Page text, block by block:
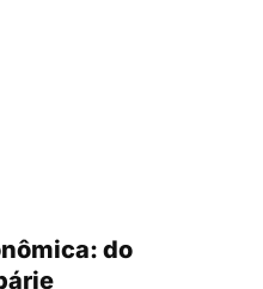
do